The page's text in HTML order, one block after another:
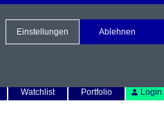
Watchlist Portfolio Login
Einstellungen Ablehnen